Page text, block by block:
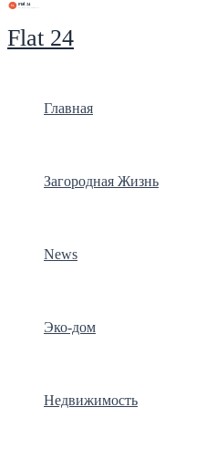
Flat 24
Главная
Загородная Жизнь
News
Эко-дом
Недвижимость